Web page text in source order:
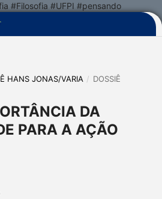
#Filosofia #UFPI #pensando
HANS JONAS/VARIA / DOSSIÊ
DA
PARA A AÇÃO